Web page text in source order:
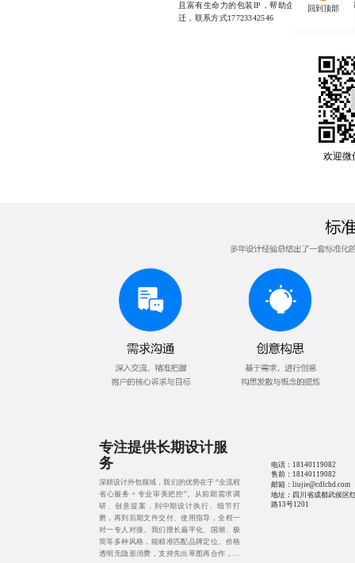
且富有生命力的包装IP，帮助企业在激烈竞争
迁，联系方式17723342546
欢迎微
回到顶部
专注提供长期设计服
务
深耕设计外包领域，我们的优势在于 “全流程
省心服务 + 专业审美把控”。从前期需求调
研、创意提案，到中期设计执行、细节打
磨，再到后期文件交付、使用指导，全程一
对一专人对接。我们擅长扁平化、国潮、极
简等多种风格，能精准匹配品牌定位。价格
透明无隐形消费，支持先出草图再合作，让
电话： 18140119082
售前： 18140119082
邮箱：liujie@cdlchd.com
地址：四川省成都武侯区
路13号1201